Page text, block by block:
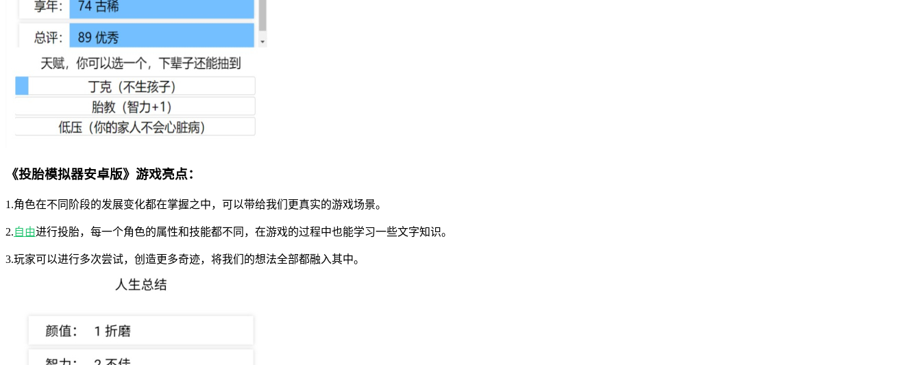
《投胎模拟器安卓版》游戏亮点：
1.角色在不同阶段的发展变化都在掌握之中，可以带给我们更真实的游戏场景。
2.自由进行投胎，每一个角色的属性和技能都不同，在游戏的过程中也能学习一些文字知识。
3.玩家可以进行多次尝试，创造更多奇迹，将我们的想法全部都融入其中。